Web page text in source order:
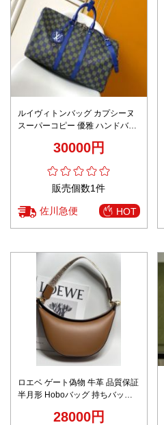
ルイヴィトンバッグ カプシーヌ
スーパーコピー 優雅 ハンドバッ
30000円
販売個数1件
佐川急便 HOT
ロエベ ゲート偽物 牛革 品質保証
半月形 Hoboバッグ 持ちバッグ
28000円